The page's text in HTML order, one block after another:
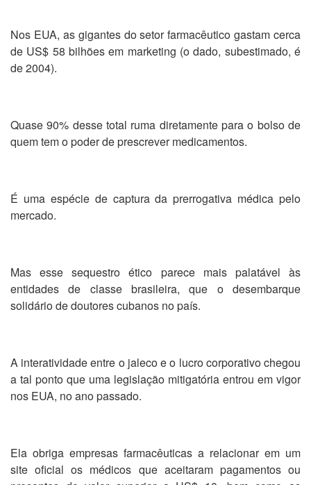
Nos EUA, as gigantes do setor farmacêutico gastam cerca
de US$ 58 bilhões em marketing (o dado, subestimado, é
de 2004).
Quase 90% desse total ruma diretamente para o bolso de
quem tem o poder de prescrever medicamentos.
É uma espécie de captura da prerrogativa médica pelo
mercado.
Mas esse sequestro ético parece mais palatável às
entidades de classe brasileira, que o desembarque
solidário de doutores cubanos no país.
A interatividade entre o jaleco e o lucro corporativo chegou
a tal ponto que uma legislação mitigatória entrou em vigor
nos EUA, no ano passado.
Ela obriga empresas farmacêuticas a relacionar em um
site oficial os médicos que aceitaram pagamentos ou